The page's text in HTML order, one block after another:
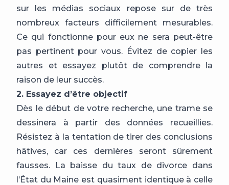
sur les médias sociaux repose sur de très
nombreux facteurs difficilement mesurables.
Ce qui fonctionne pour eux ne sera peut-être
pas pertinent pour vous. Évitez de copier les
autres et essayez plutôt de comprendre la
raison de leur succès.
2. Essayez d’être objectif
Dès le début de votre recherche, une trame se
dessinera à partir des données recueillies.
Résistez à la tentation de tirer des conclusions
hâtives, car ces dernières seront sûrement
fausses. La baisse du taux de divorce dans
l’État du Maine est quasiment identique à celle